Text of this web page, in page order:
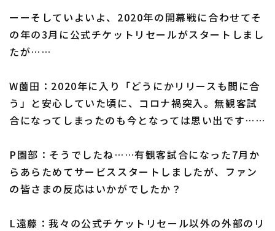
ーーそしていよいよ、2020年の開幕戦に合わせてそ
の年の3月に公式チケットリセールがスタートしまし
たが……
W薗田：2020年に入り「どうにかリリースも間に合
う」と安心していた頃に、コロナ禍突入。無観客試
合になってしまったのも今となっては思い出です……
P園部：そうでしたね……有観客試合になった7月か
らあらためてサービススタートしましたが、ファン
の皆さまの反応はいかがでしたか？
L遠藤：我々の公式チケットリセール以外の外部のリ